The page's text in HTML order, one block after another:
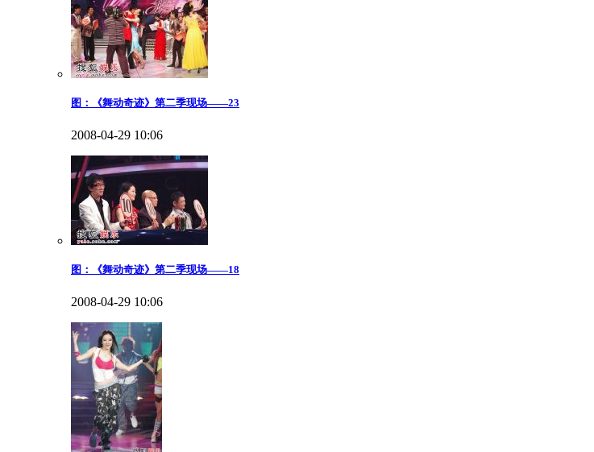
图：《舞动奇迹》第二季现场——23
2008-04-29 10:06
图：《舞动奇迹》第二季现场——18
2008-04-29 10:06